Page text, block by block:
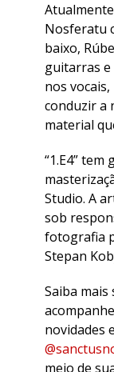
Nosferatu
baixo,
guitarras e
nos
conduzir a
material
“1.E4”
Studio. A
sob
fotografia
Stepan
Saiba
novidades
meio de